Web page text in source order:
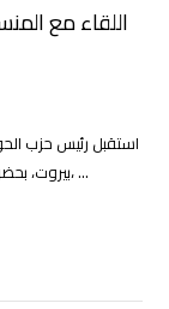
اللقاء مع
بيروت، بحضور المستشارة السياسية الدكتورة كارول زوين، ...